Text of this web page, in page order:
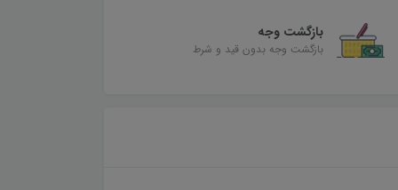
بازگشت وجه
بازگشت وجه بدون قید و شرط